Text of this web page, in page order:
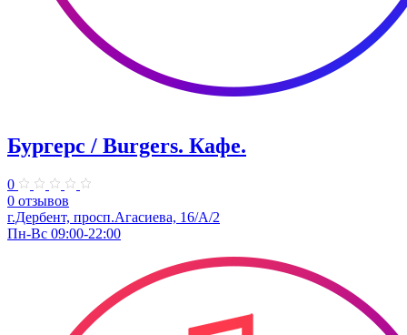
Бургерс / Burgers. Кафе.
0
0 отзывов
г.Дербент, ​просп.Агасиева, 16/А/2
Пн-Вс 09:00-22:00